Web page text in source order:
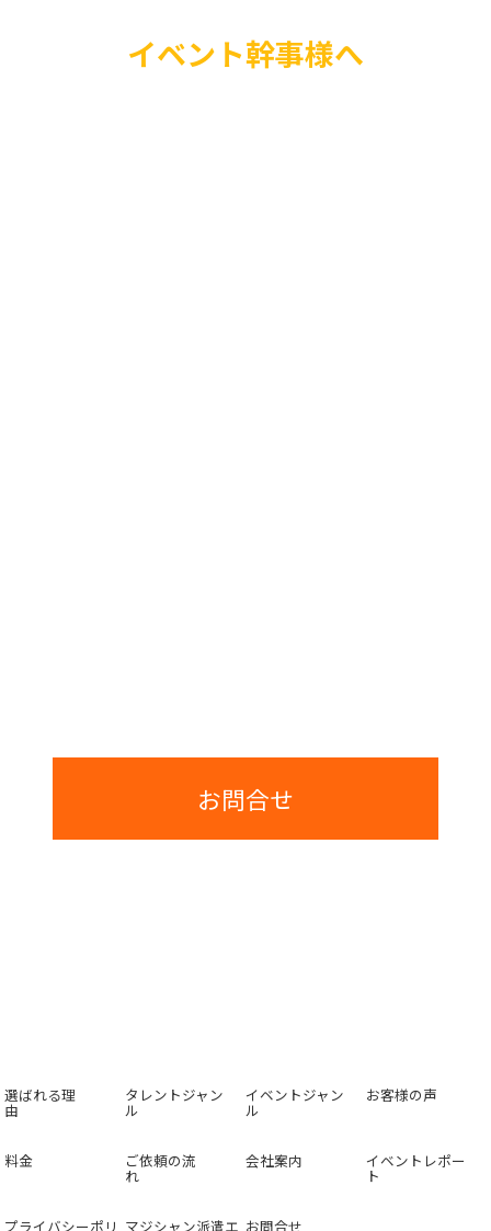
イベント幹事様へ
お問合せ
選ばれる理
由
タレントジャン
ル
イベントジャン
ル
お客様の声
料金 ご依頼の流
れ
会社案内 イベントレポー
ト
プライバシーポリ マジシャン派遣エ お問合せ